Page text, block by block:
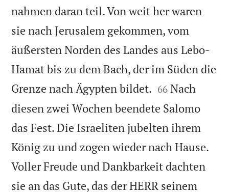
nahmen daran teil. Von weit her waren
sie nach Jerusalem gekommen, vom
äußersten Norden des Landes aus Lebo-
Hamat bis zu dem Bach, der im Süden die
Grenze nach Ägypten bildet. 

66 Nach
diesen zwei Wochen beendete Salomo
das Fest. Die Israeliten jubelten ihrem
König zu und zogen wieder nach Hause.
Voller Freude und Dankbarkeit dachten
sie an das Gute, das der HERR seinem